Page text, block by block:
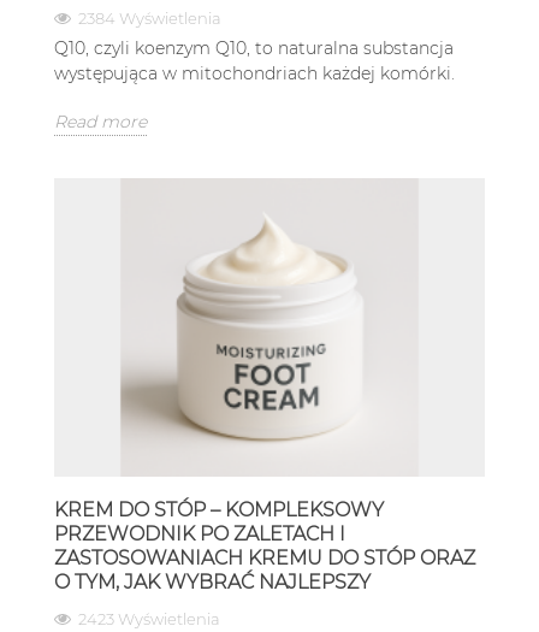
2384 Wyświetlenia
Q10, czyli koenzym Q10, to naturalna substancja
występująca w mitochondriach każdej komórki.
Read more
KREM DO STÓP – KOMPLEKSOWY
PRZEWODNIK PO ZALETACH I
ZASTOSOWANIACH KREMU DO STÓP ORAZ
O TYM, JAK WYBRAĆ NAJLEPSZY
2423 Wyświetlenia